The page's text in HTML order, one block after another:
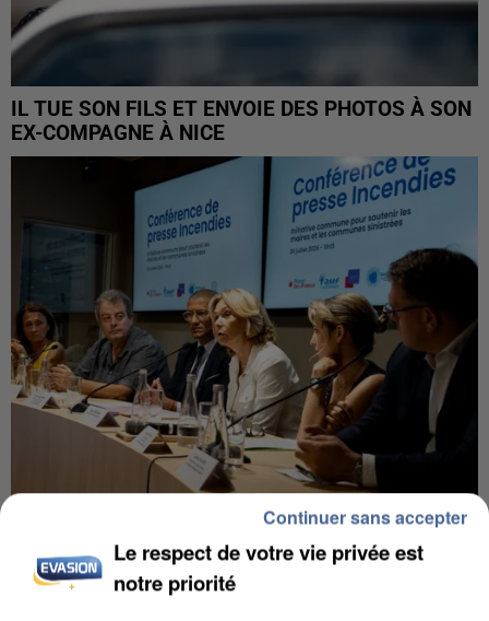
IL TUE SON FILS ET ENVOIE DES PHOTOS À SON
EX-COMPAGNE À NICE
INCENDIES : L’ÎLE-DE-FRANCE LANCE UN ÉLAN
DE SOLIDARITÉ AVEC LES...
Le respect de votre vie privée est
notre priorité
Continuer sans accepter